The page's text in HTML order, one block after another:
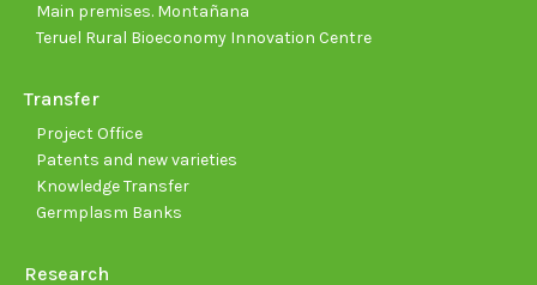
Main premises. Montañana
Teruel Rural Bioeconomy Innovation Centre
Transfer
Project Office
Patents and new varieties
Knowledge Transfer
Germplasm Banks
Research